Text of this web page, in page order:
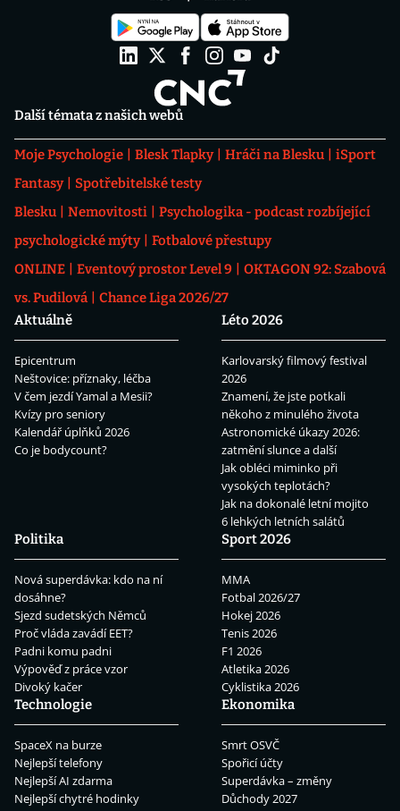
Další témata z našich webů
Moje Psychologie Blesk Tlapky Hráči na Blesku
iSport
Fantasy
Spotřebitelské testy
Blesku
Nemovitosti
Psychologika - podcast rozbíjející
psychologické mýty
Fotbalové přestupy
ONLINE
Eventový prostor Level 9
OKTAGON 92: Szabová
vs. Pudilová
Chance Liga 2026/27
Aktuálně
Epicentrum
Neštovice: příznaky, léčba
V čem jezdí Yamal a Mesii?
Kvízy pro seniory
Kalendář úplňků 2026
Co je bodycount?
Léto 2026
Karlovarský filmový festival
2026
Znamení, že jste potkali
někoho z minulého života
Astronomické úkazy 2026:
zatmění slunce a další
Jak obléci miminko při
vysokých teplotách?
Jak na dokonalé letní mojito
6 lehkých letních salátů
Politika
Nová superdávka: kdo na ní
dosáhne?
Sjezd sudetských Němců
Proč vláda zavádí EET?
Padni komu padni
Výpověď z práce vzor
Divoký kačer
Sport 2026
MMA
Fotbal 2026/27
Hokej 2026
Tenis 2026
F1 2026
Atletika 2026
Cyklistika 2026
Technologie
SpaceX na burze
Nejlepší telefony
Nejlepší AI zdarma
Nejlepší chytré hodinky
Ekonomika
Smrt OSVČ
Spořicí účty
Superdávka – změny
Důchody 2027